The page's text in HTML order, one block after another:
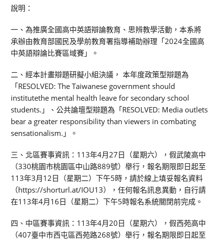
說明：
一、為推廣全國高中英語辯論教育、思辨教學活動，本系將
承辦由教育部國民及學前教育署指導補助辦理「2024全國高
中英語辯論比賽區域賽」。
二、經本計畫辯題研擬小組決議， 本年度政策型辯題為
「RESOLVED: The Taiwanese government should
institutethe mental health leave for secondary school
students.」、公共論壇型辯題為「RESOLVED: Media outlets
bear a greater responsibility than viewers in combating
sensationalism.」。
三、北區賽事資訊：113年4月27日（星期六），假武陵高中
（330桃園市桃園區中山路889號）舉行，報名期限即日起至
113年3月12日（星期二）下午5時，請於線上填妥報名資料
（https://shorturl.at/IOU13），任何報名訊息異動，自行請
在113年4月16日（星期二）下午5時報名系統關閉前完成。
四、中區賽事資訊：113年4月20日（星期六），假西苑高中
（407臺中市西屯區西苑路268號）舉行，報名期限即日起至